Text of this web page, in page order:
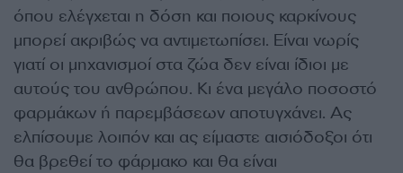
όπου ελέγχεται η δόση και ποιους καρκίνους
μπορεί ακριβώς να αντιμετωπίσει. Είναι νωρίς
γιατί οι μηχανισμοί στα ζώα δεν είναι ίδιοι με
αυτούς του ανθρώπου. Κι ένα μεγάλο ποσοστό
φαρμάκων ή παρεμβάσεων αποτυγχάνει. Ας
ελπίσουμε λοιπόν και ας είμαστε αισιόδοξοι ότι
θα βρεθεί το φάρμακο και θα είναι